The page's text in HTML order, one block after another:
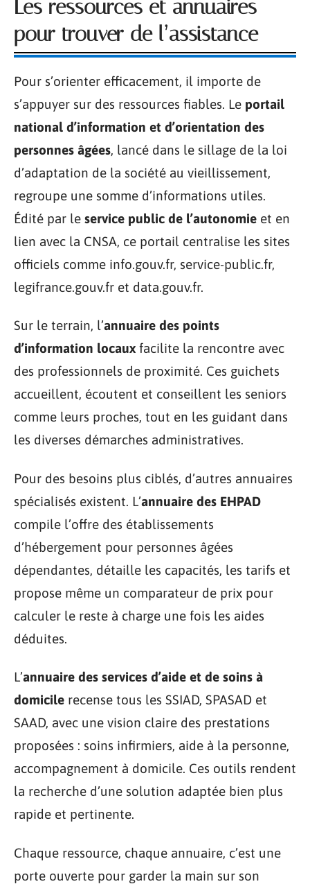
Les ressources et annuaires
pour trouver de l’assistance
Pour s’orienter efficacement, il importe de
s’appuyer sur des ressources fiables. Le portail
national d’information et d’orientation des
personnes âgées, lancé dans le sillage de la loi
d’adaptation de la société au vieillissement,
regroupe une somme d’informations utiles.
Édité par le service public de l’autonomie et en
lien avec la CNSA, ce portail centralise les sites
officiels comme info.gouv.fr, service-public.fr,
legifrance.gouv.fr et data.gouv.fr.
Sur le terrain, l’annuaire des points
d’information locaux facilite la rencontre avec
des professionnels de proximité. Ces guichets
accueillent, écoutent et conseillent les seniors
comme leurs proches, tout en les guidant dans
les diverses démarches administratives.
Pour des besoins plus ciblés, d’autres annuaires
spécialisés existent. L’annuaire des EHPAD
compile l’offre des établissements
d’hébergement pour personnes âgées
dépendantes, détaille les capacités, les tarifs et
propose même un comparateur de prix pour
calculer le reste à charge une fois les aides
déduites.
L’annuaire des services d’aide et de soins à
domicile recense tous les SSIAD, SPASAD et
SAAD, avec une vision claire des prestations
proposées : soins infirmiers, aide à la personne,
accompagnement à domicile. Ces outils rendent
la recherche d’une solution adaptée bien plus
rapide et pertinente.
Chaque ressource, chaque annuaire, c’est une
porte ouverte pour garder la main sur son